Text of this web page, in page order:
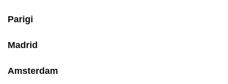
Parigi
Madrid
Amsterdam